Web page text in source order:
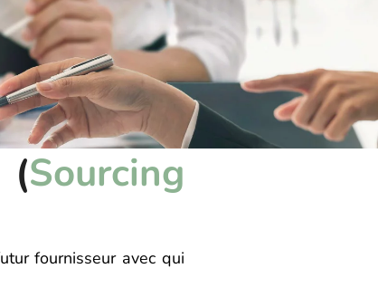
(Sourcing
fournisseur avec qui